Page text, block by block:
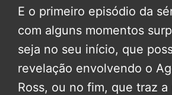
E o primeiro episódio da
com alguns momentos
seja no seu início, que
revelação envolvendo o
Ross, ou no fim, que traz a